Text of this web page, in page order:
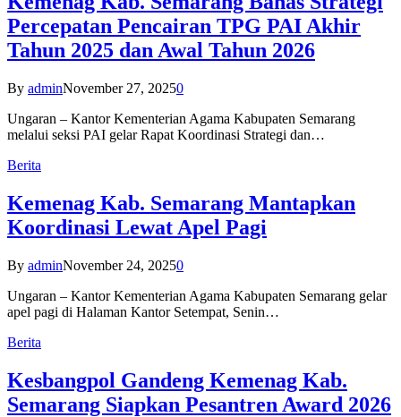
Percepatan Pencairan TPG PAI Akhir
Tahun 2025 dan Awal Tahun 2026
By adminNovember 27, 20250
Ungaran – Kantor Kementerian Agama Kabupaten Semarang
melalui seksi PAI gelar Rapat Koordinasi Strategi dan…
Berita
Kemenag Kab. Semarang Mantapkan
Koordinasi Lewat Apel Pagi
By adminNovember 24, 20250
Ungaran – Kantor Kementerian Agama Kabupaten Semarang gelar
apel pagi di Halaman Kantor Setempat, Senin…
Berita
Kesbangpol Gandeng Kemenag Kab.
Semarang Siapkan Pesantren Award 2026